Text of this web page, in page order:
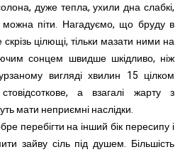
дуже тепла, ухили дна слабкі,
піти. Нагадуємо, що бруду в
цілющі, тільки мазати ними на
сонцем швидше шкідливо, ніж
вигляді хвилин 15 цілком
а взагалі жарту з
мати неприємні наслідки.
перебігти на інший бік пересипу і
зайву сіль під душем. Більшість